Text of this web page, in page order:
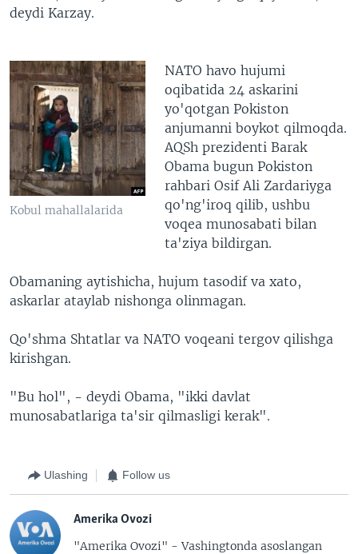
deydi Karzay.
Kobul mahallalarida
NATO havo hujumi
oqibatida 24 askarini
yo'qotgan Pokiston
anjumanni boykot qilmoqda.
AQSh prezidenti Barak
Obama bugun Pokiston
rahbari Osif Ali Zardariyga
qo'ng'iroq qilib, ushbu
voqea munosabati bilan
ta'ziya bildirgan.
Obamaning aytishicha, hujum tasodif va xato,
askarlar ataylab nishonga olinmagan.
Qo'shma Shtatlar va NATO voqeani tergov qilishga
kirishgan.
"Bu hol", - deydi Obama, "ikki davlat
munosabatlariga ta'sir qilmasligi kerak".
Ulashing Follow us
Amerika Ovozi
"Amerika Ovozi" - Vashingtonda asoslangan